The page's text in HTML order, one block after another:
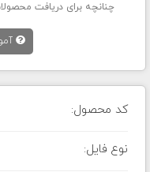
چنانچه برای دریافت
کد محصول:
نوع فایل: